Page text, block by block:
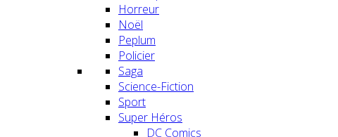
Horreur
Noël
Peplum
Policier
Saga
Science-Fiction
Sport
Super Héros
DC Comics